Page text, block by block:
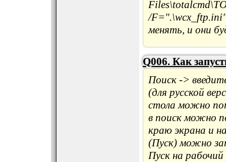
/
менять, и они
Q006. Как
Поиск ->
(для русской
стола можно
в поиск можно
краю экрана и
(Пуск) можно
Пуск на